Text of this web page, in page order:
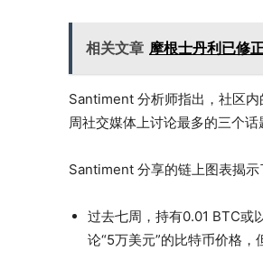
相关文章 摩根士丹利已修
Santiment 分析师指出，社区
周社交媒体上讨论最多的三个话
Santiment 分享的链上图表揭示
过去七周，持有0.01 BTC或
论“5万美元”的比特币价格，